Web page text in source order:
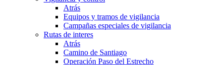
Atrás
Equipos y tramos de vigilancia
Campañas especiales de vigilancia
Rutas de interes
Atrás
Camino de Santiago
Operación Paso del Estrecho